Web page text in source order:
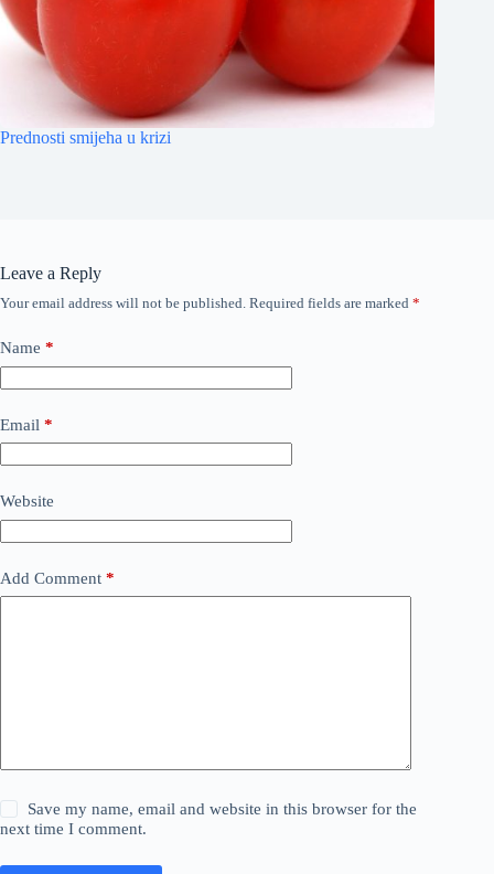
Prednosti smijeha u krizi
Leave a Reply
Your email address will not be published. Required fields are marked *
Name *
Email *
Website
Add Comment *
Save my name, email and website in this browser for the
next time I comment.